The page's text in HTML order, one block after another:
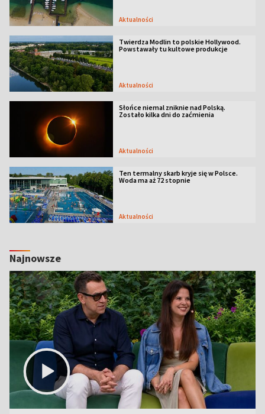
Aktualności
Twierdza Modlin to polskie Hollywood.
Powstawały tu kultowe produkcje
Aktualności
Słońce niemal zniknie nad Polską.
Zostało kilka dni do zaćmienia
Aktualności
Ten termalny skarb kryje się w Polsce.
Woda ma aż 72 stopnie
Aktualności
Najnowsze